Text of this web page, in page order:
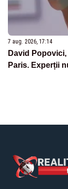
7 aug. 2026, 17:14
David
Paris. Experții